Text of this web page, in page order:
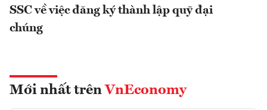
SSC về việc đăng ký thành lập quỹ đại
chúng
Mới nhất trên VnEconomy